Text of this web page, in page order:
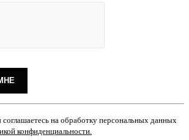
на обработку персональных данных
конфиденциальности.